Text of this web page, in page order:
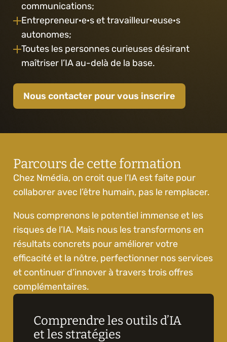
communications;
Entrepreneur·e·s et travailleur·euse·s
autonomes;
Toutes les personnes curieuses désirant
maîtriser l’IA au-delà de la base.
Nous contacter pour vous inscrire
Parcours de cette formation
Chez Nmédia, on croit que l’IA est faite pour
collaborer avec l’être humain, pas le remplacer.
Nous comprenons le potentiel immense et les
risques de l’IA. Mais nous les transformons en
résultats concrets pour améliorer votre
efficacité et la nôtre, perfectionner nos services
et continuer d’innover à travers trois offres
complémentaires.
Comprendre les outils d’IA
et les stratégies